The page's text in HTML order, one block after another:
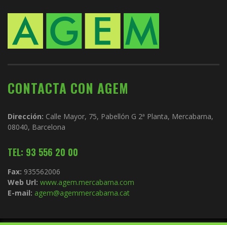
CONTACTA CON AGEM
Dirección: Calle Mayor, 75, Pabellón G 2ª Planta, Mercabarna,
08040, Barcelona
TEL: 93 556 20 00
Fax: 935562006
Web Url: www.agem.mercabarna.com
E-mail: agem@agemmercabarna.cat